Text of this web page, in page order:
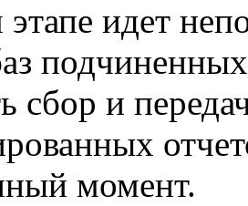
идет
сбор и
момент.